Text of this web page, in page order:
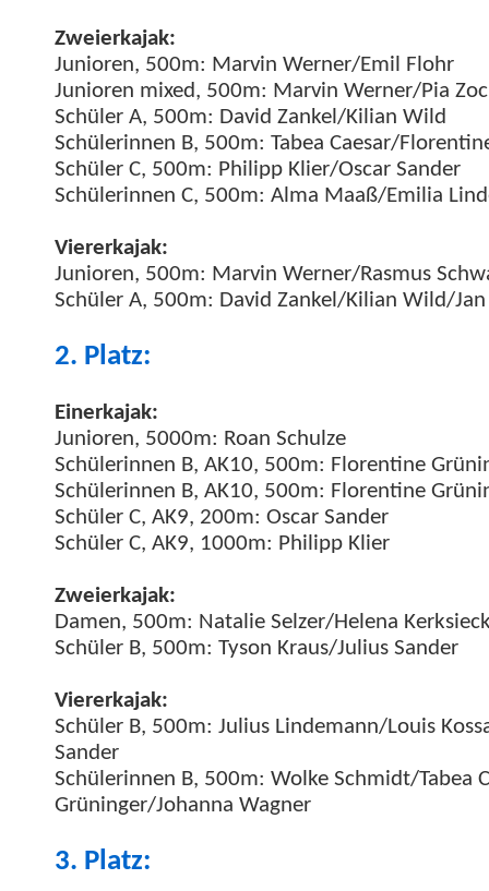
Zweierka­jak:
Junioren, 500m: Mar­vin Werner/Emil Flohr
Junioren mixed, 500m: Mar­vin Werner/Pia
Schüler A, 500m: David Zankel/Kilian Wild
Schü­lerin­nen B, 500m: Tabea Caesar/
Schüler C, 500m: Philipp Klier/Oscar Sander
Schü­lerin­nen C, 500m: Alma Maaß/Emilia
Vier­erka­jak:
Junioren, 500m: Mar­vin Werner/Rasmus
Schüler A, 500m: David Zankel/Kilian Wild/Jan
2. Platz:
Ein­erka­jak:
Junioren, 5000m: Roan Schulze
Schü­lerin­nen B, AK10, 500m: Flo­ren­tine
Schü­lerin­nen B, AK10, 500m: Flo­ren­tine
Schüler C, AK9, 200m: Oscar Sander
Schüler C, AK9, 1000m: Philipp Klier
Zweierka­jak:
Damen, 500m: Natal­ie Selzer/Helena
Schüler B, 500m: Tyson Kraus/Julius Sander
Vier­erka­jak:
Schüler B, 500m: Julius Lindemann/Louis
Sander
Schü­lerin­nen B, 500m: Wolke Schmidt/Tabea
Grüninger/Johanna Wagner
3. Platz: